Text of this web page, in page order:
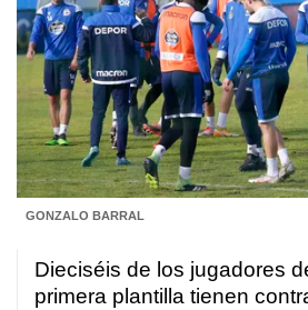
GONZALO BARRAL
Dieciséis de los jugadores
primera plantilla tienen